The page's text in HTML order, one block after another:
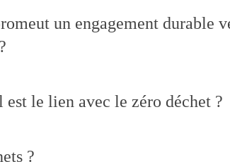
un engagement durable
est le lien avec le zéro déchet ?
?